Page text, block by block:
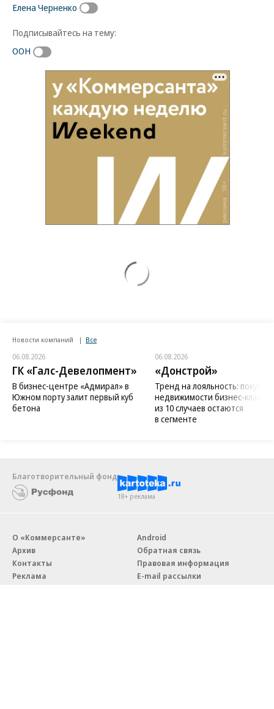
Елена Черненко
Подписывайтесь на тему:
ООН
Новости компаний Все
06.08.2026
ГК «Галс-Девелопмент»
В бизнес-центре «Адмирал» в
Южном порту залит первый куб
бетона
06.08.2026
«Донстрой»
Тренд на лояльность:
недвижимости бизнес-класса
из 10 случаев остаются
в сегменте
Благотворительный фонд
18+ реклама
О «Коммерсанте»
Архив
Контакты
Реклама
Android
Обратная связь
Правовая информация
E-mail рассылки